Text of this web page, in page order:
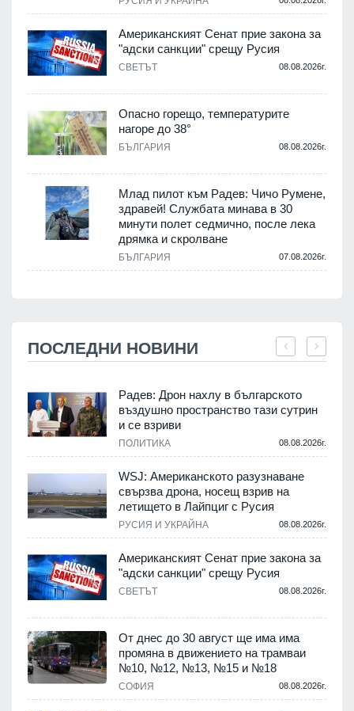
Американският Сенат прие закона за
"адски санкции" срещу Русия
СВЕТЪТ 08.08.2026г.
Опасно горещо, температурите
нагоре до 38°
БЪЛГАРИЯ 08.08.2026г.
Млад пилот към Радев: Чичо Румене,
здравей! Службата минава в 30
минути полет седмично, после лека
дрямка и скролване
БЪЛГАРИЯ 07.08.2026г.
ПОСЛЕДНИ НОВИНИ
Радев: Дрон нахлу в българското
въздушно пространство тази сутрин
и се взриви
ПОЛИТИКА 08.08.2026г.
WSJ: Американското разузнаване
свързва дрона, носещ взрив на
летището в Лайпциг с Русия
РУСИЯ И УКРАЙНА 08.08.2026г.
Американският Сенат прие закона за
"адски санкции" срещу Русия
СВЕТЪТ 08.08.2026г.
От днес до 30 август ще има има
промяна в движението на трамваи
№10, №12, №13, №15 и №18
СОФИЯ 08.08.2026г.